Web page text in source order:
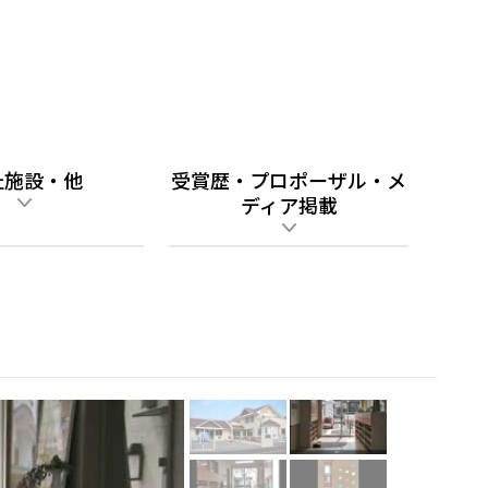
設・他
受賞歴・プロポーザル・メ
ディア掲載